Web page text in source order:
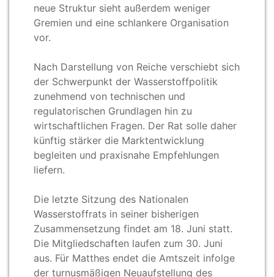
neue Struktur sieht außerdem weniger
Gremien und eine schlankere Organisation
vor.
Nach Darstellung von Reiche verschiebt sich
der Schwerpunkt der Wasserstoffpolitik
zunehmend von technischen und
regulatorischen Grundlagen hin zu
wirtschaftlichen Fragen. Der Rat solle daher
künftig stärker die Marktentwicklung
begleiten und praxisnahe Empfehlungen
liefern.
Die letzte Sitzung des Nationalen
Wasserstoffrats in seiner bisherigen
Zusammensetzung findet am 18. Juni statt.
Die Mitgliedschaften laufen zum 30. Juni
aus. Für Matthes endet die Amtszeit infolge
der turnusmäßigen Neuaufstellung des